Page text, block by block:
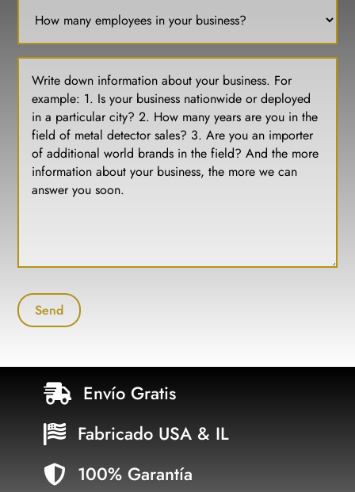
 Envío Gratis
 Fabricado USA & IL
 100% Garantía